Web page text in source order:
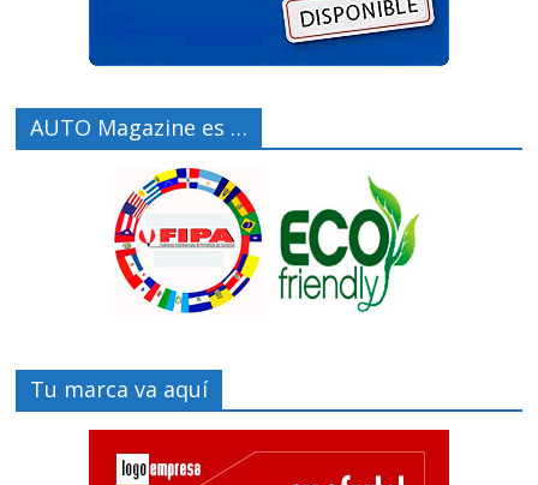
AUTO Magazine es …
Tu marca va aquí